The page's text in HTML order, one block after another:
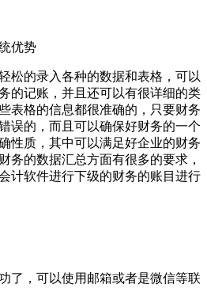
优势
的录入各种的数据和表格，可以
的记账，并且还可以有很详细的类
表格的信息都很准确的，只要财务
误的，而且可以确保好财务的一个
性质，其中可以满足好企业的财务
务的数据汇总方面有很多的要求，
计软件进行下级的财务的账目进行
，可以使用邮箱或者是微信等联